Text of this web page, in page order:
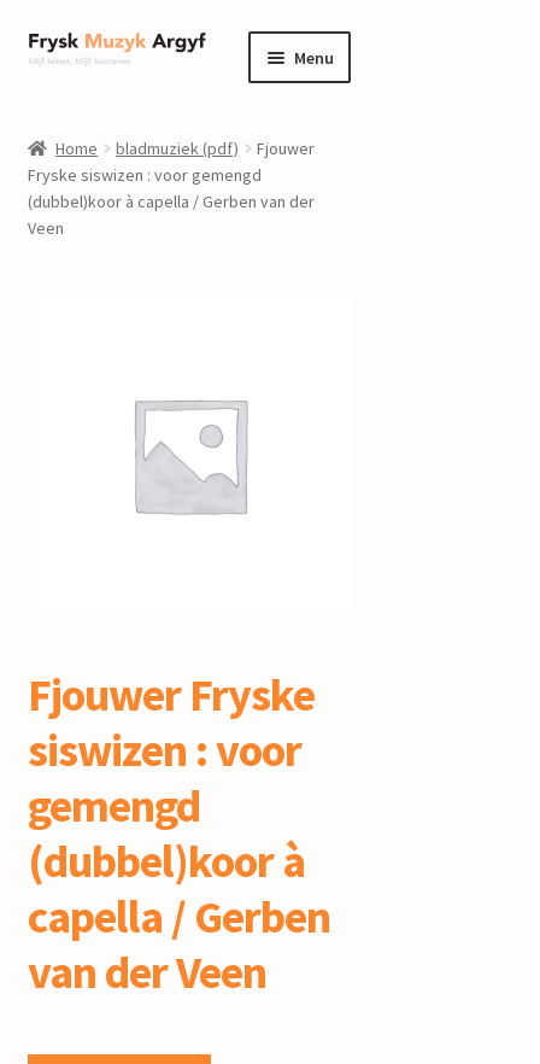
Ga
door
navigatie
Ga
naar
inhoud
Menu
informatie
uitvouwen
Home bladmuziek (pdf)
Fjouwer
Fryske siswizen : voor gemengd
(dubbel)koor à capella / Gerben van der
Veen
Fjouwer Fryske
siswizen : voor
gemengd
(dubbel)koor à
capella / Gerben
van der Veen